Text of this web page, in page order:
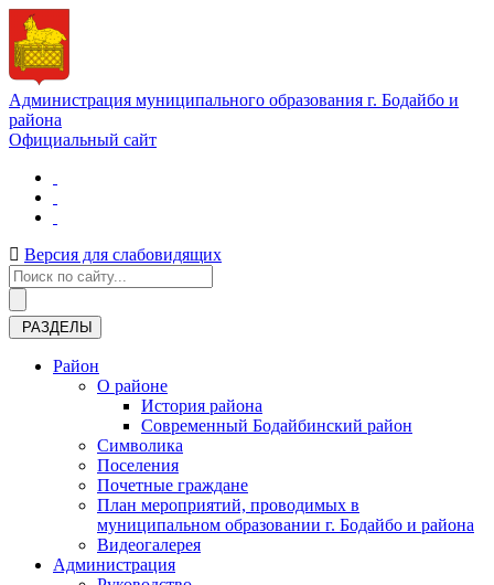
Администрация муниципального образования г. Бодайбо и
района
Официальный сайт
Версия для слабовидящих
РАЗДЕЛЫ
Район
О районе
История района
Современный Бодайбинский район
Символика
Поселения
Почетные граждане
План мероприятий, проводимых в
муниципальном образовании г. Бодайбо и района
Видеогалерея
Администрация